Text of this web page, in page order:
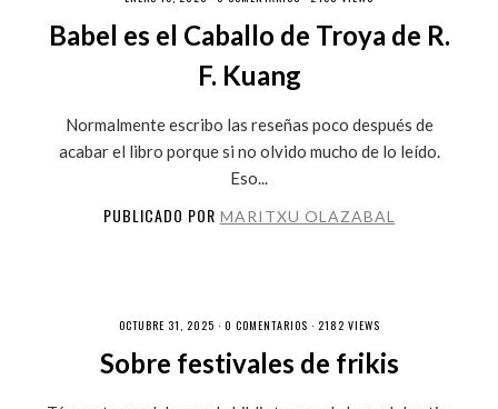
Babel es el Caballo de Troya de R.
F. Kuang
Normalmente escribo las reseñas poco después de
acabar el libro porque si no olvido mucho de lo leído.
Eso...
PUBLICADO POR MARITXU OLAZABAL
OCTUBRE 31, 2025 · 0 COMENTARIOS · 2182 VIEWS
Sobre festivales de frikis